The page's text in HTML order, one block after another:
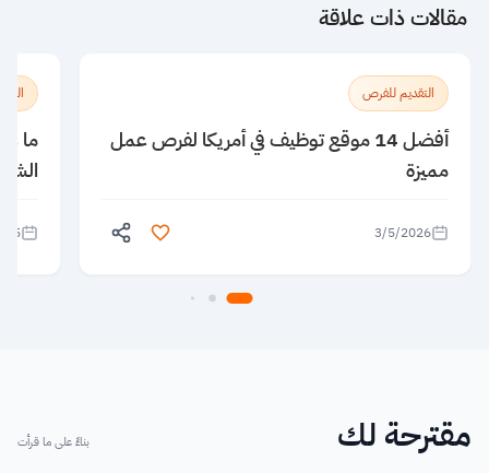
مقالات ذات علاقة
التقديم للفرص
أفضل 14 موقع توظيف في أمريكا لفرص عمل
مميزة
3/5/2026
ما
مقترحة لك بناءً على ما قرأت